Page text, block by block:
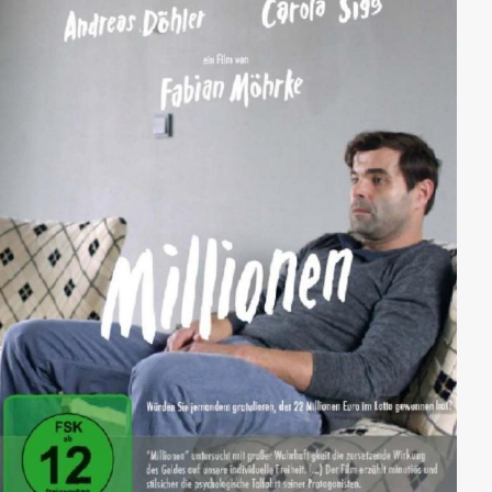
der Wehrmacht vor.